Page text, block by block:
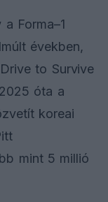
Forma–1
években,
to Survive
óta a
koreai
mint 5 millió